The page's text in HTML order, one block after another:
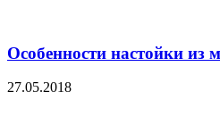
Особенности настойки из
27.05.2018